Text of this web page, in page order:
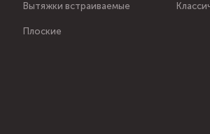
Вытяжки встраиваемые
Плоские